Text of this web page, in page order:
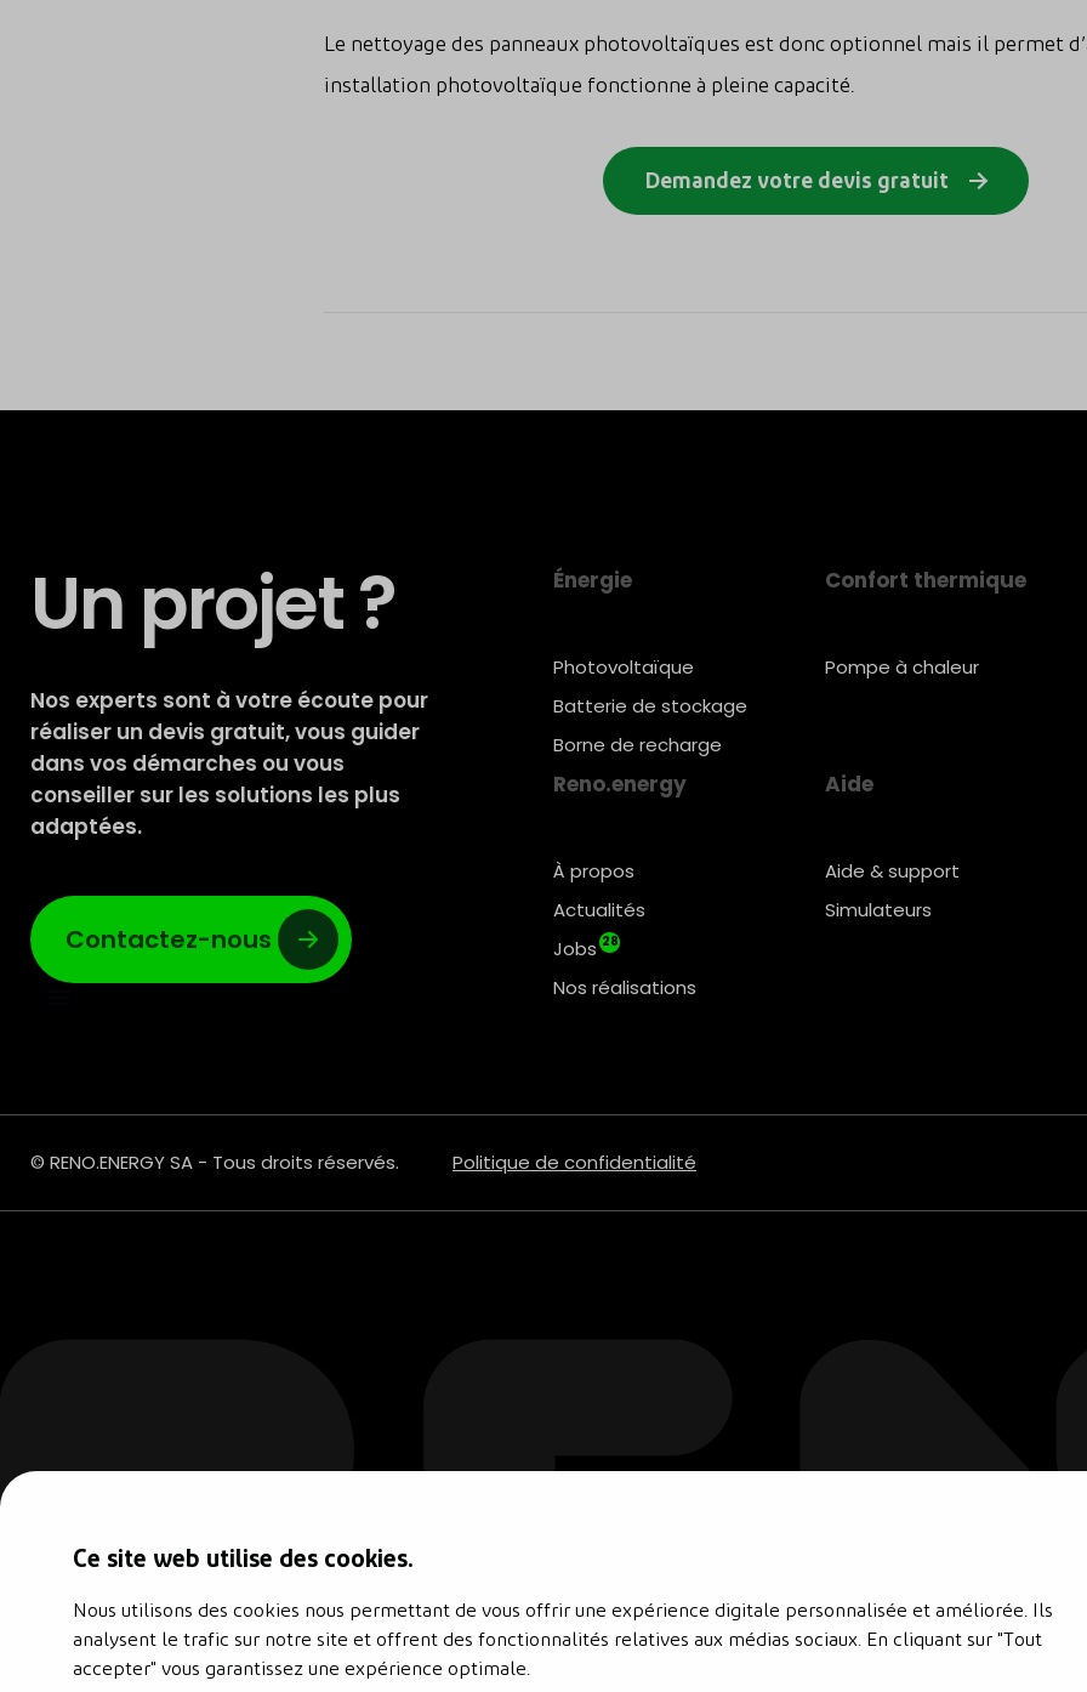
Ce site web utilise des cookies.
Nous utilisons des cookies nous permettant de vous offrir une expérience digitale personnalisée et améliorée. Ils
analysent le trafic sur notre site et offrent des fonctionnalités relatives aux médias sociaux. En cliquant sur "Tout
accepter" vous garantissez une expérience optimale.
Le nettoyage des panneaux photovoltaïques est donc optionnel mais il permet
installation photovoltaïque fonctionne à pleine capacité.
Demandez votre devis gratuit
Un projet ?
Nos experts sont à votre écoute pour
réaliser un devis gratuit, vous guider
dans vos démarches ou vous
conseiller sur les solutions les plus
adaptées.
Contactez-nous
Énergie
Photovoltaïque
Batterie de stockage
Borne de recharge
Confort thermique
Pompe à chaleur
Reno.energy
À propos
Actualités
Jobs 28
Nos réalisations
Aide
Aide & support
Simulateurs
© RENO.ENERGY SA - Tous droits réservés. Politique de confidentialité